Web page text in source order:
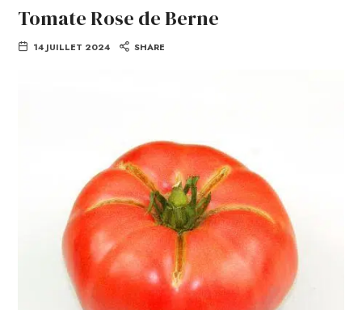
Tomate Rose de Berne
14 JUILLET 2024 SHARE